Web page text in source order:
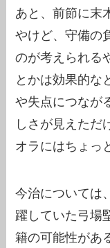
あと、前節に末
やけど、守備の
のが考えられる
とかは効果的な
や失点につなが
しさが見えただ
オラにはちょっ
今治については
躍していた弓場
籍の可能性があ